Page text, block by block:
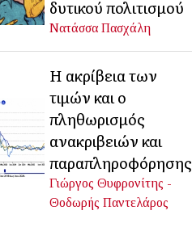
δυτικού πολιτισμού
Νατάσσα Πασχάλη
Η ακρίβεια των
τιμών και ο
πληθωρισμός
ανακριβειών και
παραπληροφόρησης
Γιώργος Θυφρονίτης -
Θοδωρής Παντελάρος